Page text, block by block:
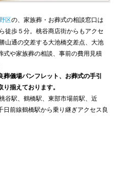
区の、家族葬・お葬式の相談窓口は
徒歩５分。桃谷商店街からもアクセ
山通の交差する大池橋交差点、大池
式や家族葬の相談、事前の費用見積
儀場パンフレット、お葬式の手引
揃えております。
谷駅、鶴橋駅、東部市場前駅、近
前線鶴橋駅から乗り継ぎアクセス良